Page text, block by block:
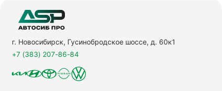
г. Новосибирск, Гусинобродское шоссе, д. 60к1
+7 (383) 207-86-84